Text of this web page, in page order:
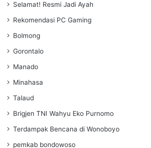
Selamat! Resmi Jadi Ayah
Rekomendasi PC Gaming
Bolmong
Gorontalo
Manado
Minahasa
Talaud
Brigjen TNI Wahyu Eko Purnomo
Terdampak Bencana di Wonoboyo
pemkab bondowoso